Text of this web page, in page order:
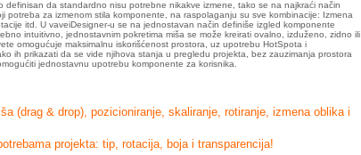
definisan da standardno nisu potrebne nikakve izmene, tako se na najkraći način
potreba za izmenom stila komponente, na raspolaganju su sve kombinacije: Izmena
itd. U vaveiDesigner-u se na jednostavan način definiše izgled komponente
intuitivno, jednostavnim pokretima miša se može kreirati ovalno, izduženo, zidno ili
omogućuje maksimalnu iskorišćenost prostora, uz upotrebu HotSpota i
ih prikazati da se vide njihova stanja u pregledu projekta, bez zauzimanja prostora
jednostavnu upotrebu komponente za korisnika.
(drag & drop), pozicioniranje, skaliranje, rotiranje, izmena oblika i
projekta: tip, rotacija, boja i transparencija!